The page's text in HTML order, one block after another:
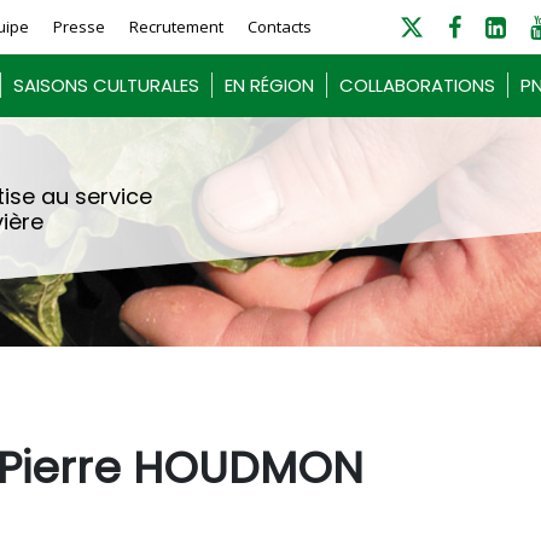
Presse Recrutement Contacts
SAISONS CULTURALES EN RÉGION COLLABORATIONS
au service
HOUDMON